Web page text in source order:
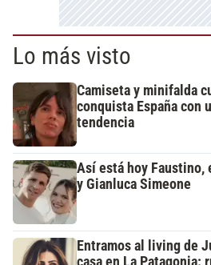
Lo más visto
Camiseta y minifalda
conquista España con
tendencia
Así está hoy Faustino,
y Gianluca Simeone
Entramos al living de
casa en La Patagonia: